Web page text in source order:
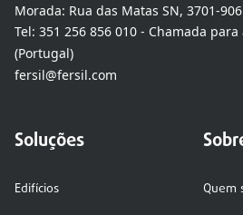
Morada: Rua das Matas SN, 3701-
Tel: 351 256 856 010 - Chamada
(Portugal)
fersil@fersil.com
Soluções
Edifícios
Quem